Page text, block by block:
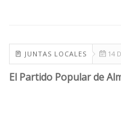
JUNTAS LOCALES 14
El Partido Popular de